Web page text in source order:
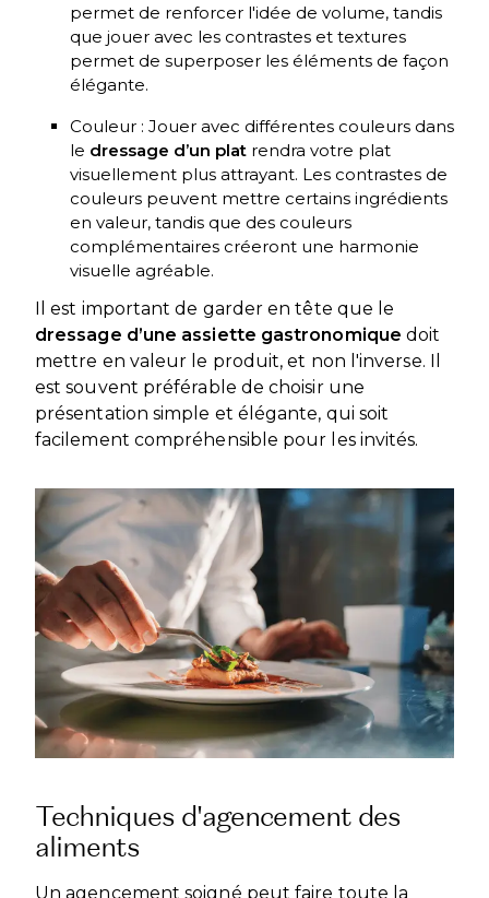
permet de renforcer l'idée de volume, tandis
que jouer avec les contrastes et textures
permet de superposer les éléments de façon
élégante.
Couleur : Jouer avec différentes couleurs dans
le dressage d’un plat rendra votre plat
visuellement plus attrayant. Les contrastes de
couleurs peuvent mettre certains ingrédients
en valeur, tandis que des couleurs
complémentaires créeront une harmonie
visuelle agréable.
Il est important de garder en tête que le
dressage d’une assiette gastronomique doit
mettre en valeur le produit, et non l'inverse. Il
est souvent préférable de choisir une
présentation simple et élégante, qui soit
facilement compréhensible pour les invités.
Techniques d'agencement des
aliments
Un agencement soigné peut faire toute la